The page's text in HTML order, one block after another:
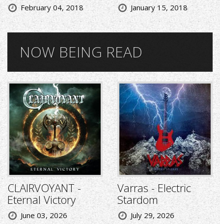
February 04, 2018 January 15, 2018
NOW BEING READ
CLAIRVOYANT -
Eternal Victory
June 03, 2026
Varras - Electric
Stardom
July 29, 2026